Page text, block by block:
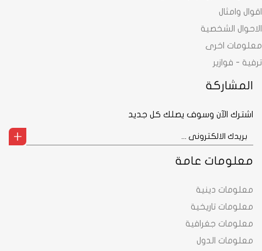
معلومات عامة
معلومات دينية
معلومات تاريخية
معلومات جغرافية
معلومات الدول
اقوال وامثال
الاحوال الشخصية
معلومات اخرى
ترفية - فوازير
المشاركة
اشترك الآن وسوف يصلك كل جديد